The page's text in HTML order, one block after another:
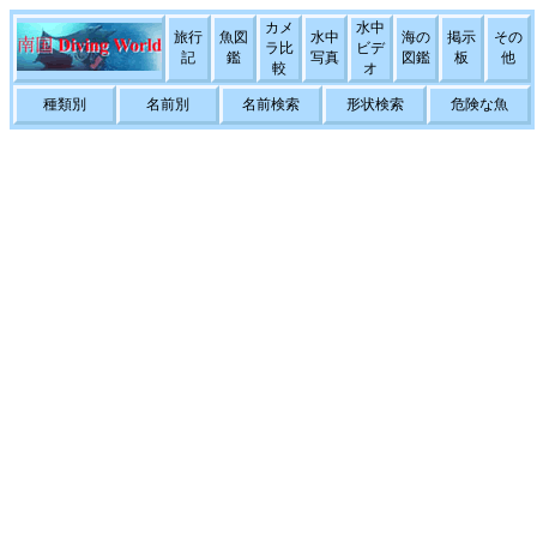
旅行
記
魚図
鑑
カメ
ラ比
較
水中
写真
水中
ビデ
オ
海の
図鑑
掲示
板
その
他
種類別 名前別 名前検索 形状検索 危険な魚